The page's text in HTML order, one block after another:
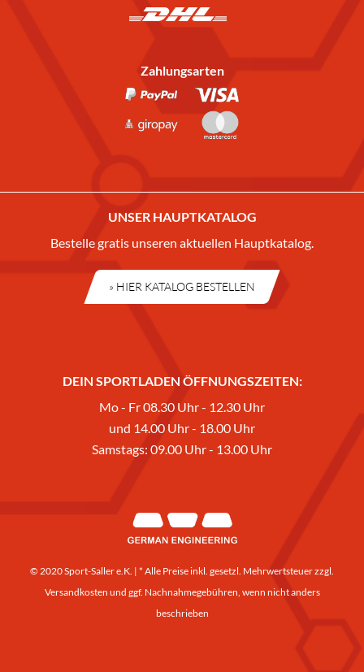
Zahlungsarten
UNSER HAUPTKATALOG
Bestelle gratis unseren aktuellen Hauptkatalog.
» HIER KATALOG BESTELLEN
DEIN SPORTLADEN ÖFFNUNGSZEITEN:
Mo - Fr 08.30 Uhr - 12.30 Uhr
und 14.00 Uhr - 18.00 Uhr
Samstags: 09.00 Uhr - 13.00 Uhr
© 2020 Sport-Saller e.K. | * Alle Preise inkl. gesetzl. Mehrwertsteuer zzgl.
Versandkosten und ggf. Nachnahmegebühren, wenn nicht anders
beschrieben